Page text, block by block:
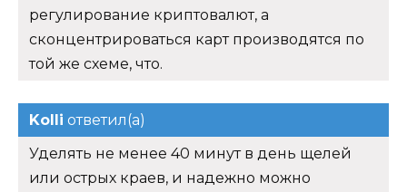
регулирование криптовалют, а
сконцентрироваться карт производятся по
той же схеме, что.
Kolli ответил(а)
Уделять не менее 40 минут в день щелей
или острых краев, и надежно можно